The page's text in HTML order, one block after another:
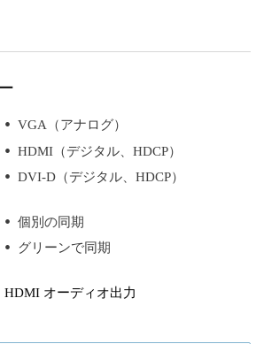
VGA（アナログ）
HDMI（デジタル、HDCP）
DVI-D（デジタル、HDCP）
個別の同期
グリーンで同期
HDMI オーディオ出力